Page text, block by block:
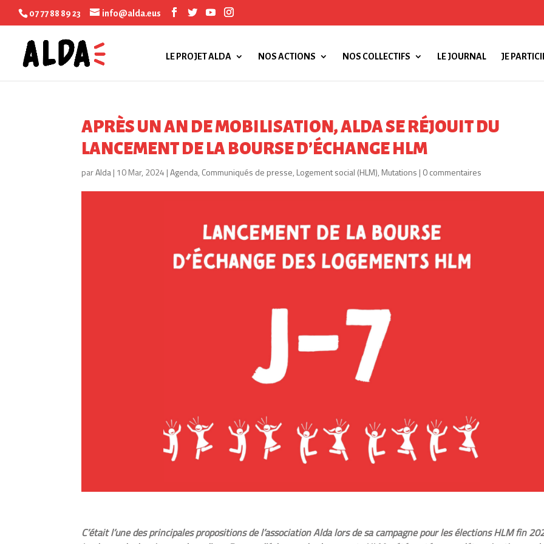
07 77 88 89 23 info@alda.eus
LE PROJET ALDA NOS ACTIONS NOS COLLECTIFS LE JOURNAL JE
APRÈS UN AN DE MOBILISATION, ALDA SE RÉJOUIT DU
LANCEMENT DE LA BOURSE D’ÉCHANGE HLM
parAlda| 10 Mar, 2024 |Agenda, Communiqués de presse, Logement social (HLM), Mutations | 0 commentaires
C’était l’une des principales propositions de l’association Alda lors de sa campagne pour les élections HLM fin